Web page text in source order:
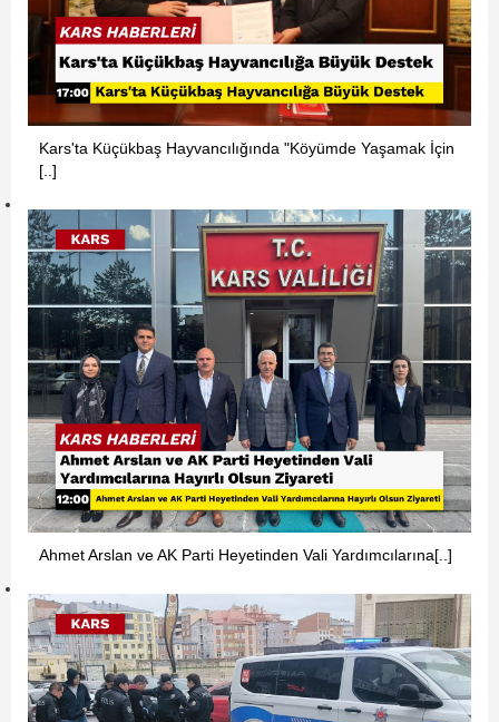
Kars'ta Küçükbaş Hayvancılığında "Köyümde Yaşamak İçin
[..]
Ahmet Arslan ve AK Parti Heyetinden Vali Yardımcılarına[..]